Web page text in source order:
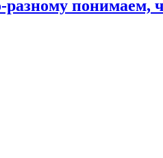
понимаем,